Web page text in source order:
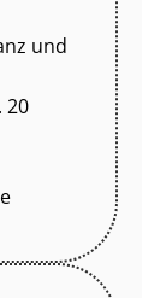
und
20